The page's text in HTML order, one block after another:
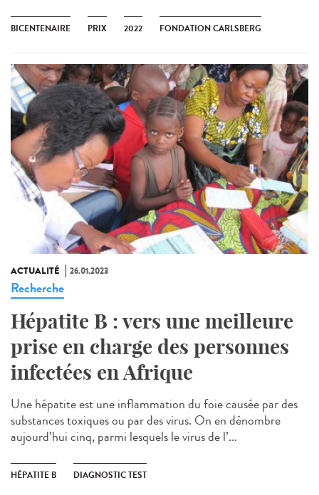
BICENTENAIRE PRIX 2022 FONDATION CARLSBERG
ACTUALITÉ 26.01.2023
Recherche
Hépatite B : vers une meilleure
prise en charge des personnes
infectées en Afrique
Une hépatite est une inflammation du foie causée par des
substances toxiques ou par des virus. On en dénombre
aujourd’hui cinq, parmi lesquels le virus de l’...
HÉPATITE B DIAGNOSTIC TEST